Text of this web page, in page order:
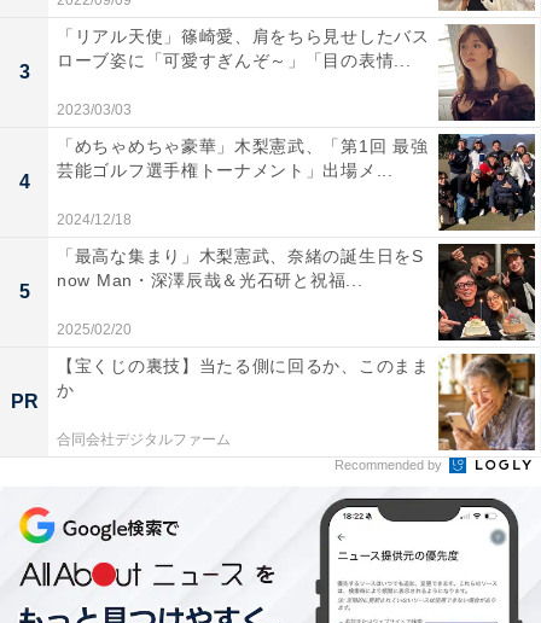
3
「リアル天使」篠崎愛、肩をちら見せしたバス
ローブ姿に「可愛すぎんぞ～」「目の表情...
2023/03/03
4
「めちゃめちゃ豪華」木梨憲武、「第1回 最強
芸能ゴルフ選手権トーナメント」出場メ...
2024/12/18
5
「最高な集まり」木梨憲武、奈緒の誕生日をS
now Man・深澤辰哉＆光石研と祝福...
2025/02/20
PR
【宝くじの裏技】当たる側に回るか、このまま
か
合同会社デジタルファーム
Recommended by